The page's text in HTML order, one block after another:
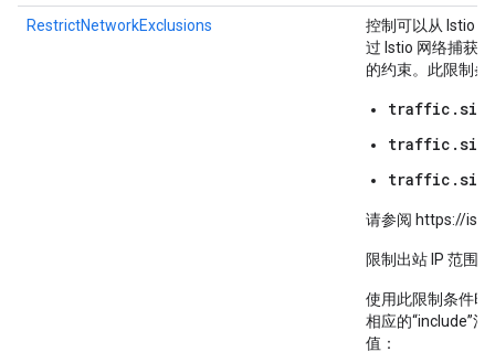
RestrictNetworkExclusions
控制可以从 Istio
过 Istio 网络捕获
的约束。此限制
请参阅 https://
限制出站 IP 范围
使用此限制条件时
相应的“include”
值：